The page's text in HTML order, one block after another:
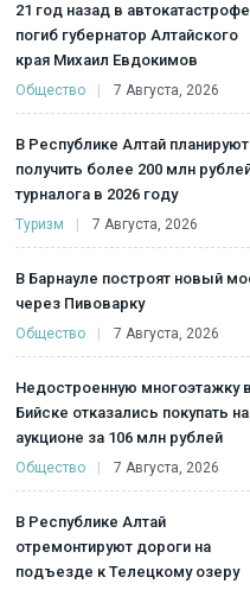
21 год назад в автокатастрофе
погиб губернатор Алтайского
края Михаил Евдокимов
Общество 7 Августа, 2026
В Республике Алтай планируют
получить более 200 млн
турналога в 2026 году
Туризм 7 Августа, 2026
В Барнауле построят новый
через Пивоварку
Общество 7 Августа, 2026
Недостроенную многоэтажку в
Бийске отказались покупать на
аукционе за 106 млн рублей
Общество 7 Августа, 2026
В Республике Алтай
отремонтируют дороги на
подъезде к Телецкому озеру